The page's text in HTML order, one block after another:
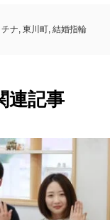
ナ 東川町 結婚指輪
連記事